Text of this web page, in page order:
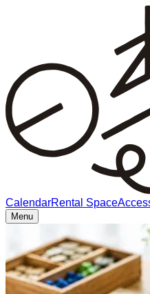
CalendarRental Space
Menu